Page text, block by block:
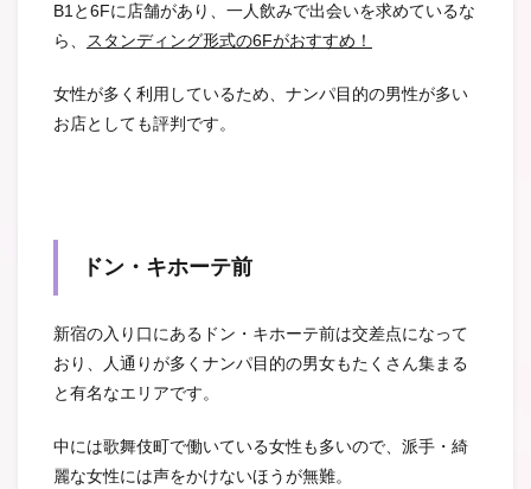
B1と6Fに店舗があり、一人飲みで出会いを求めているな
ら、
スタンディング形式の6Fがおすすめ！
女性が多く利用しているため、ナンパ目的の男性が多い
お店としても評判です。
ドン・キホーテ前
新宿の入り口にあるドン・キホーテ前は交差点になって
おり、人通りが多くナンパ目的の男女もたくさん集まる
と有名なエリアです。
中には歌舞伎町で働いている女性も多いので、派手・綺
麗な女性には声をかけないほうが無難。